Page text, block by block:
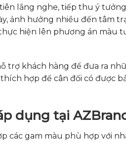
lắng nghe, tiếp thu ý
ảnh hưởng nhiều đến tâm
hiện lên phương án màu
trợ khách hàng để đưa ra
hợp để cân đối có được
dụng tại
các gam màu phù hợp với